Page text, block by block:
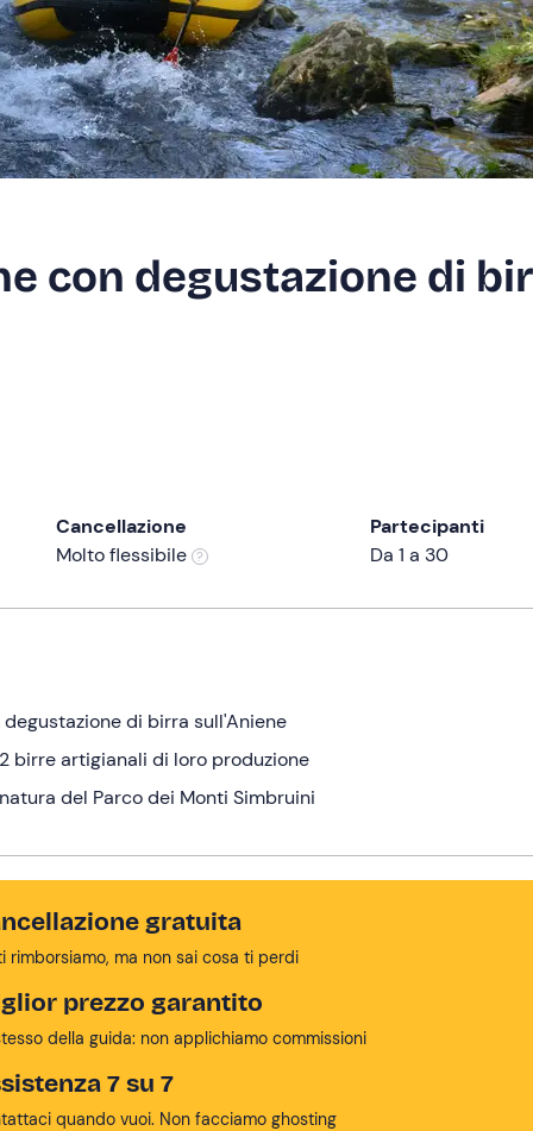
con degustazione di
Cancellazione
Molto flessibile
Partecipanti
Da 1 a 30
di birra sull'Aniene
birre artigianali di loro produzione
del Parco dei Monti Simbruini
gratuita
rimborsiamo, ma non sai cosa ti perdi
prezzo garantito
della guida: non applichiamo commissioni
7 su 7
quando vuoi. Non facciamo ghosting